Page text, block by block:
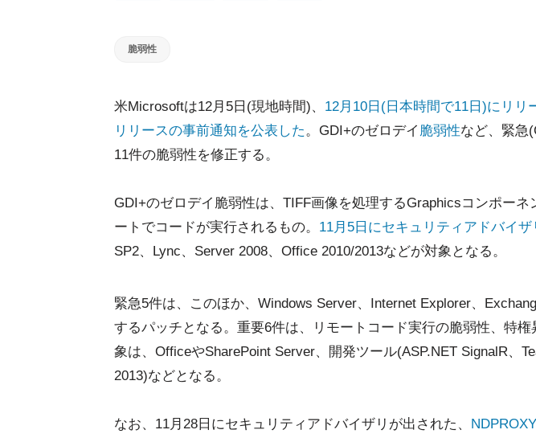
脆弱性
米Microsoftは12月5日(現地時間)、 12月10日(日本時間で11日)にリリ
リリースの事前通知を公表した。GDI+のゼロデイ 脆弱性など、緊急
11件の脆弱性を修正する。
GDI+のゼロデイ脆弱性は、TIFF画像を処理するGraphicsコンポーネ
ートでコードが実行されるもの。 11月5日にセキュリティアドバイ
SP2、Lync、Server 2008、Office 2010/2013などが対象となる。
緊急5件は、このほか、Windows Server、Internet Explorer、
するパッチとなる。重要6件は、リモートコード実行の脆弱性、特
象は、OfficeやSharePoint Server、開発ツール(ASP.NET SignalR、
2013)などとなる。
なお、11月28日にセキュリティアドバイザリが出された、